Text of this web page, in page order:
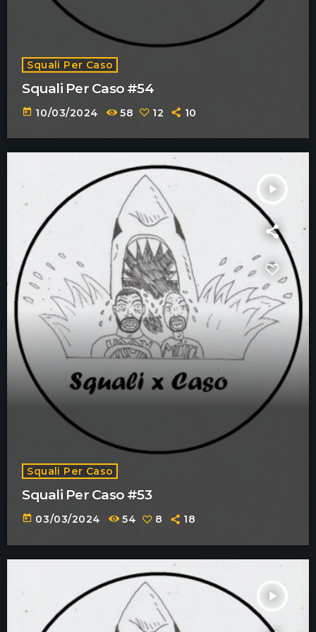
Squali Per Caso
Squali Per Caso #54
today 10/03/2024 58 12 10
play_arrow
Squali Per Caso
Squali Per Caso #53
today 03/03/2024 54 8 18
play_arrow